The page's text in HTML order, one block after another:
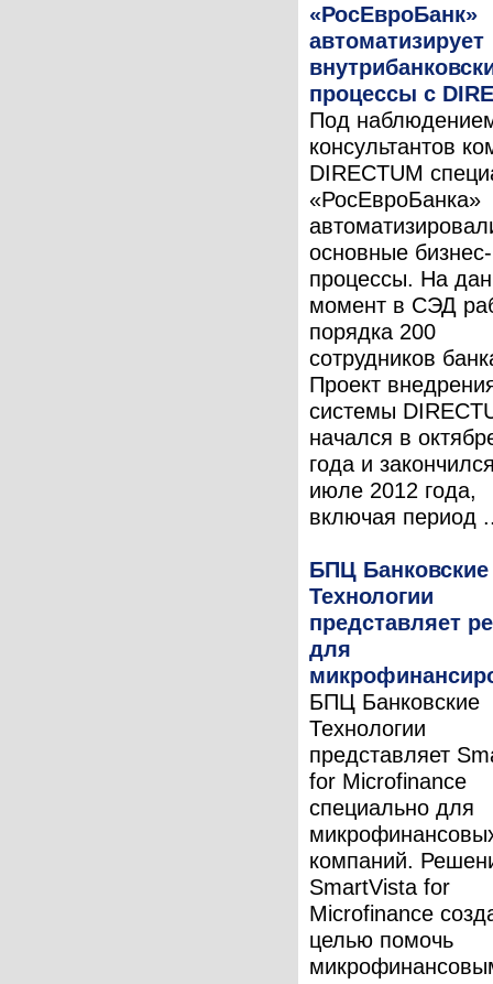
«РосЕвроБанк»
автоматизирует
процессы с
Под
консультантов
DIRECTUM
«РосЕвроБанка»
основные бизнес-
процессы. На
момент в СЭД
порядка 200
сотрудников
Проект
системы
начался в
года и
июле 2012 года,
включая период
БПЦ Банковские
Технологии
представляет
для
БПЦ Банковские
Технологии
представляет
for Microfinance
специально для
компаний.
SmartVista for
Microfinance
целью помочь